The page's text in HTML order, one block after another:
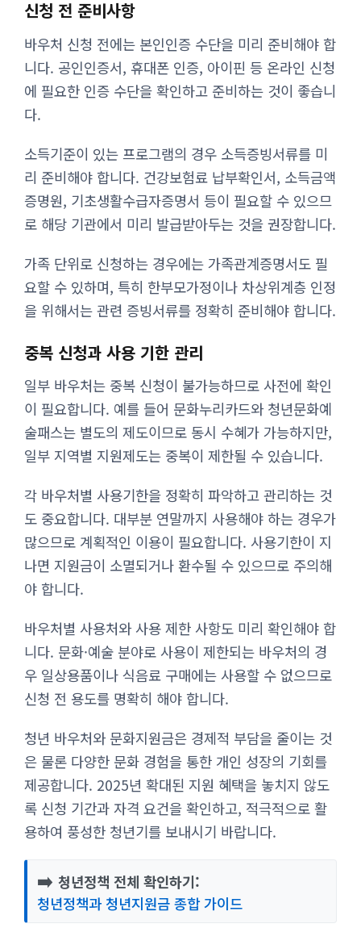
신청 전 준비사항
바우처 신청 전에는 본인인증 수단을 미리 준비해야 합
니다. 공인인증서, 휴대폰 인증, 아이핀 등 온라인 신청
에 필요한 인증 수단을 확인하고 준비하는 것이 좋습니
다.
소득기준이 있는 프로그램의 경우 소득증빙서류를 미
리 준비해야 합니다. 건강보험료 납부확인서, 소득금액
증명원, 기초생활수급자증명서 등이 필요할 수 있으므
로 해당 기관에서 미리 발급받아두는 것을 권장합니다.
가족 단위로 신청하는 경우에는 가족관계증명서도 필
요할 수 있하며, 특히 한부모가정이나 차상위계층 인정
을 위해서는 관련 증빙서류를 정확히 준비해야 합니다.
중복 신청과 사용 기한 관리
일부 바우처는 중복 신청이 불가능하므로 사전에 확인
이 필요합니다. 예를 들어 문화누리카드와 청년문화예
술패스는 별도의 제도이므로 동시 수혜가 가능하지만,
일부 지역별 지원제도는 중복이 제한될 수 있습니다.
각 바우처별 사용기한을 정확히 파악하고 관리하는 것
도 중요합니다. 대부분 연말까지 사용해야 하는 경우가
많으므로 계획적인 이용이 필요합니다. 사용기한이 지
나면 지원금이 소멸되거나 환수될 수 있으므로 주의해
야 합니다.
바우처별 사용처와 사용 제한 사항도 미리 확인해야 합
니다. 문화·예술 분야로 사용이 제한되는 바우처의 경
우 일상용품이나 식음료 구매에는 사용할 수 없으므로
신청 전 용도를 명확히 해야 합니다.
청년 바우처와 문화지원금은 경제적 부담을 줄이는 것
은 물론 다양한 문화 경험을 통한 개인 성장의 기회를
제공합니다. 2025년 확대된 지원 혜택을 놓치지 않도
록 신청 기간과 자격 요건을 확인하고, 적극적으로 활
용하여 풍성한 청년기를 보내시기 바랍니다.
➡️ 청년정책 전체 확인하기:
청년정책과 청년지원금 종합 가이드